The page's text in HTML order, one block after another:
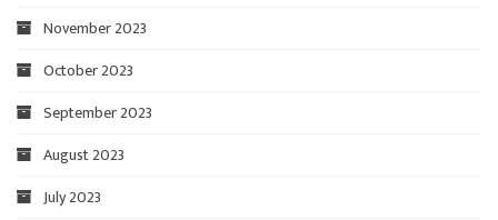
November 2023
October 2023
September 2023
August 2023
July 2023